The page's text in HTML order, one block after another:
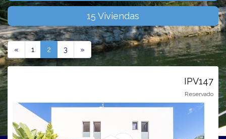
15 Viviendas
« Previous
1 2 (current)
3 » Next
IPV147
Reservado